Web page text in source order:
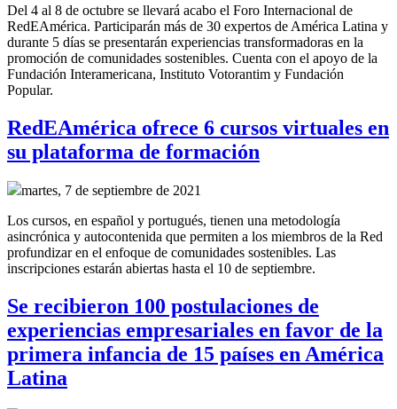
Del 4 al 8 de octubre se llevará acabo el Foro Internacional de
RedEAmérica. Participarán más de 30 expertos de América Latina y
durante 5 días se presentarán experiencias transformadoras en la
promoción de comunidades sostenibles. Cuenta con el apoyo de la
Fundación Interamericana, Instituto Votorantim y Fundación
Popular.
RedEAmérica ofrece 6 cursos virtuales en
su plataforma de formación
martes, 7 de septiembre de 2021
Los cursos, en español y portugués, tienen una metodología
asincrónica y autocontenida que permiten a los miembros de la Red
profundizar en el enfoque de comunidades sostenibles. Las
inscripciones estarán abiertas hasta el 10 de septiembre.
Se recibieron 100 postulaciones de
experiencias empresariales en favor de la
primera infancia de 15 países en América
Latina